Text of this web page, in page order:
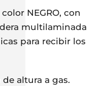
NEGRO, con
multilaminada
para recibir los
altura a gas.